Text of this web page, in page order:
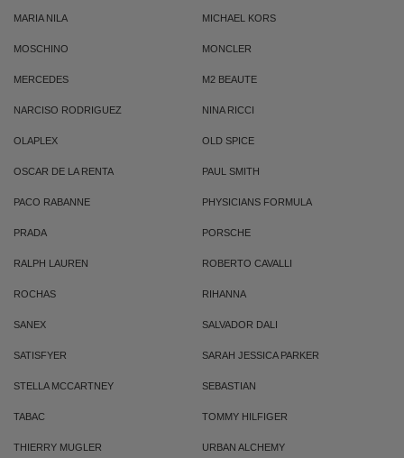
MARIA NILA MICHAEL KORS
MOSCHINO MONCLER
MERCEDES M2 BEAUTE
NARCISO RODRIGUEZ NINA RICCI
OLAPLEX OLD SPICE
OSCAR DE LA RENTA PAUL SMITH
PACO RABANNE PHYSICIANS FORMULA
PRADA PORSCHE
RALPH LAUREN ROBERTO CAVALLI
ROCHAS RIHANNA
SANEX SALVADOR DALI
SATISFYER SARAH JESSICA PARKER
STELLA MCCARTNEY SEBASTIAN
TABAC TOMMY HILFIGER
THIERRY MUGLER URBAN ALCHEMY